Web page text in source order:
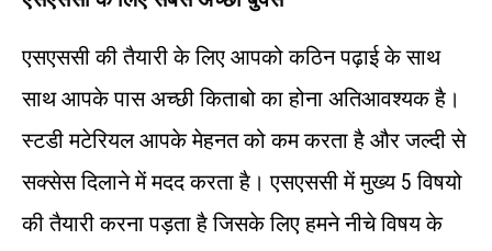
एसएससी की तैयारी के लिए आपको कठिन पढ़ाई के साथ
साथ आपके पास अच्छी किताबो का होना अतिआवश्यक है।
स्टडी मटेरियल आपके मेहनत को कम करता है और जल्दी से
सक्सेस दिलाने में मदद करता है। एसएससी में मुख्य 5 विषयो
की तैयारी करना पड़ता है जिसके लिए हमने नीचे विषय के